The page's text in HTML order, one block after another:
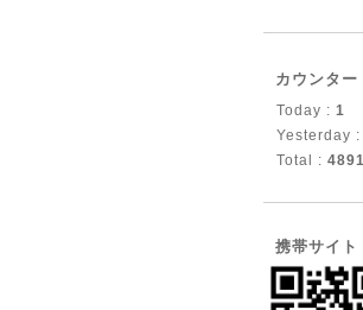
カウンター
Today : 1
Yesterday :
Total :
携帯サイト